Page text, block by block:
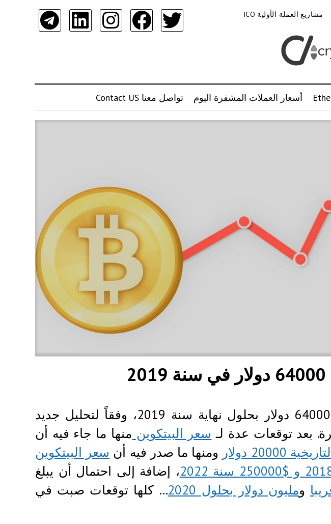
مشاريع العملة الأولية ICO
أسعار العملات المشفرة اليوم تواصل معنا Contact US
يمكن أن يبلغ سعر البيتكوين 64000 دولار بحلول نهاية سنة 2019، وفقاً لتحليل جديد
بعد توقعات عدة لـ سعر البيتكوين منها ما جاء فيه أن
دولار
ومنها ما صدر فيه أن سعر البيتكوين
، إضافة إلى احتمال أن يبلغ
ومليون دولار بحلول 2020
… كلها توقعات صبت في